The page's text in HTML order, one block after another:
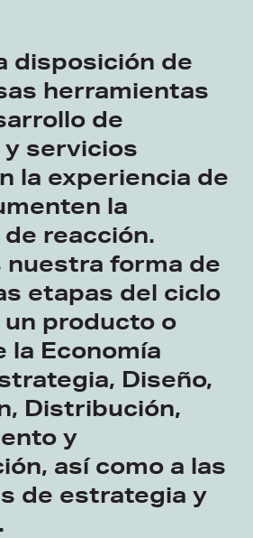
disposición de
herramientas
de
servicios
la experiencia de
la
reacción.
nuestra forma de
etapas del ciclo
producto o
la Economía
Diseño,
Distribución,
y
así como a las
de estrategia y